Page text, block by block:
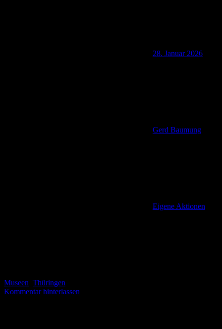
28. Januar 2026
Gerd Baumung
Eigene Aktionen
Museen Thüringen
Kommentar hinterlassen